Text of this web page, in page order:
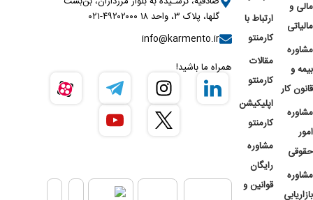
مالی و
مالیاتی
مشاوره
بیمه و
قانون کار
مشاوره
امور
حقوقی
مشاوره
بازاریابی
ارتباط با
کارمنتو
مقالات
کارمنتو
اپلیکیشن
کارمنتو
مشاوره
رایگان
قوانین و
گلها، پلاک ۳، واحد ۱۸ ۴۹۲۰۲۰۰۰-۰۲۱
info@karmento.ir
همراه ما باشید!